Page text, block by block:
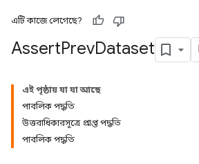
এটি কাজে লেগেছে?
AssertPrevDataset
এই পৃষ্ঠায় যা যা আছে
পাবলিক পদ্ধতি
উত্তরাধিকারসূত্রে প্রাপ্ত পদ্ধতি
পাবলিক পদ্ধতি